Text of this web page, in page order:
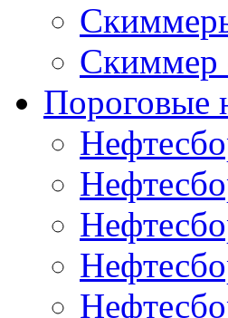
Скиммер
Пороговые